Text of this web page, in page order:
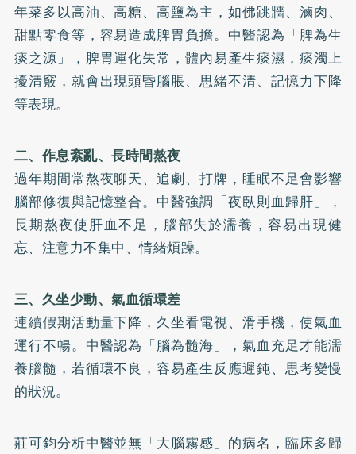
年菜多以高油、高糖、高鹽為主，如佛跳牆、滷肉、
甜點零食等，容易造成脾胃負擔。中醫認為「脾為生
痰之源」，脾胃運化失常，體內易產生痰濕，痰濁上
擾清竅，就會出現頭昏腦脹、思緒不清、記憶力下降
等表現。
二、作息紊亂、長時間熬夜
過年期間常熬夜聊天、追劇、打牌，睡眠不足會影響
腦部修復與記憶整合。中醫強調「夜臥則血歸肝」，
長期熬夜使肝血不足，腦部失於濡養，容易出現健
忘、注意力不集中、情緒煩躁。
三、久坐少動、氣血循環差
連續假期活動量下降，久坐看電視、滑手機，使氣血
運行不暢。中醫認為「腦為髓海」，氣血充足才能濡
養腦髓，若循環不良，容易產生反應遲鈍、思考變慢
的狀況。
莊可鈞分析中醫並無「大腦霧感」的病名，臨床多歸